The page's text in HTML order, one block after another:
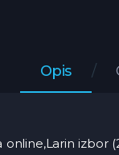
Opis
online,Larin izbor